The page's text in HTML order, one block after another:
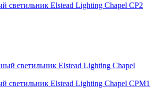
светильник Elstead Lighting Chapel CP2
светильник Elstead Lighting Chapel CPM1